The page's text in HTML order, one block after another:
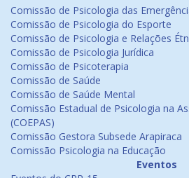
Comissão de Psicologia das
Comissão de Psicologia do Esporte
Comissão de Psicologia e Relações
Comissão de Psicologia Jurídica
Comissão de Psicoterapia
Comissão de Saúde
Comissão de Saúde Mental
Comissão Estadual de Psicologia na
(COEPAS)
Comissão Gestora Subsede Arapiraca
Comissão Psicologia na Educação
Eventos